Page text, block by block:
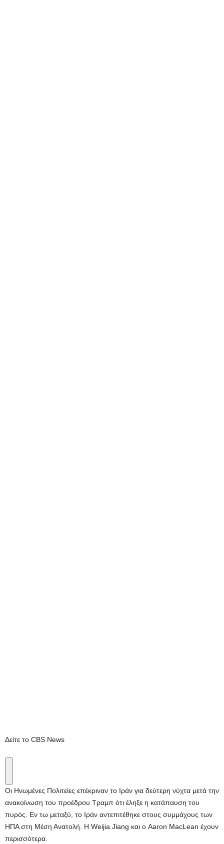
Δείτε το CBS News
Οι Ηνωμένες Πολιτείες επέκριναν το Ιράν για δεύτερη νύχτα μετά την
ανακοίνωση του προέδρου Τραμπ ότι έληξε η κατάπαυση του
πυρός. Εν τω μεταξύ, το Ιράν αντεπιτέθηκε στους συμμάχους των
ΗΠΑ στη Μέση Ανατολή. Η Weijia Jiang και ο Aaron MacLean έχουν
περισσότερα.